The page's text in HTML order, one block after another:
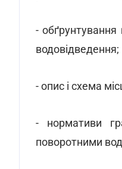
-
водовідведення;
- опис і схема
- нормативи
поворотними